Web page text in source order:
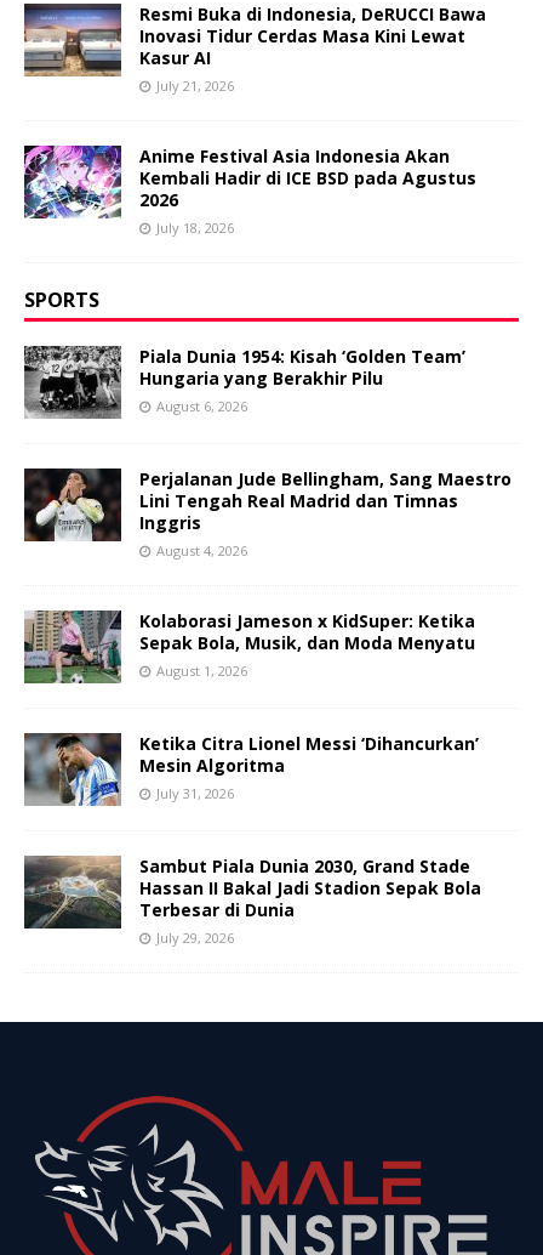
Resmi Buka di Indonesia, DeRUCCI Bawa
Inovasi Tidur Cerdas Masa Kini Lewat
Kasur AI
July 21, 2026
Anime Festival Asia Indonesia Akan
Kembali Hadir di ICE BSD pada Agustus
2026
July 18, 2026
SPORTS
Piala Dunia 1954: Kisah ‘Golden Team’
Hungaria yang Berakhir Pilu
August 6, 2026
Perjalanan Jude Bellingham, Sang Maestro
Lini Tengah Real Madrid dan Timnas
Inggris
August 4, 2026
Kolaborasi Jameson x KidSuper: Ketika
Sepak Bola, Musik, dan Moda Menyatu
August 1, 2026
Ketika Citra Lionel Messi ‘Dihancurkan’
Mesin Algoritma
July 31, 2026
Sambut Piala Dunia 2030, Grand Stade
Hassan II Bakal Jadi Stadion Sepak Bola
Terbesar di Dunia
July 29, 2026